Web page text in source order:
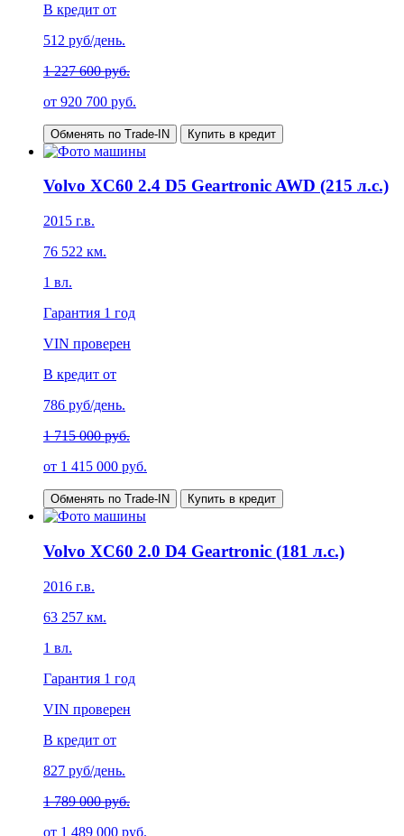
В кредит от
512 руб/день.
1 227 600 руб.
от 920 700 руб.
Обменять по Trade-IN Купить в кредит
Volvo XC60 2.4 D5 Geartronic AWD (215 л.с.)
2015 г.в.
76 522 км.
1 вл.
Гарантия 1 год
VIN проверен
В кредит от
786 руб/день.
1 715 000 руб.
от 1 415 000 руб.
Обменять по Trade-IN Купить в кредит
Volvo XC60 2.0 D4 Geartronic (181 л.с.)
2016 г.в.
63 257 км.
1 вл.
Гарантия 1 год
VIN проверен
В кредит от
827 руб/день.
1 789 000 руб.
от 1 489 000 руб.